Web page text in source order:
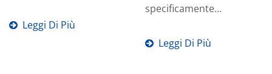
batteri,...
Leggi Di Più
specificamente
installazione...
Leggi Di Più